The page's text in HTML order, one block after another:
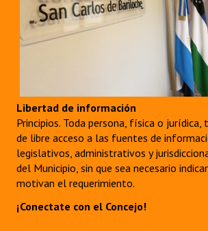
Libertad de información
Principios. Toda persona, física o jurídica,
de libre acceso a las fuentes de
legislativos, administrativos y
del Municipio, sin que sea necesario
motivan el requerimiento.
¡Conectate con el Concejo!